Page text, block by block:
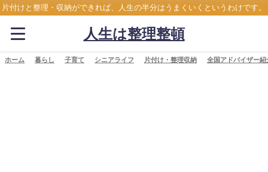
片付けと整理・収納ができれば、人生の半分はうまくいくというわけです。
人生は整理整頓
ホーム 暮らし 子育て シニアライフ 片付け・整理収納 全国アドバイザー紹